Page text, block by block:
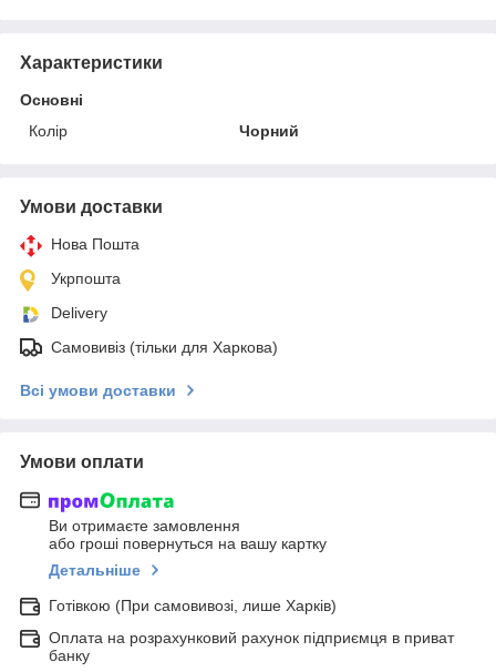
Характеристики
Основні
Колір
Чорний
Умови доставки
Нова Пошта
Укрпошта
Delivery
Самовивіз (тільки для Харкова)
Всі умови доставки
Умови оплати
Ви отримаєте замовлення
або гроші повернуться на вашу картку
Детальніше
Готівкою (При самовивозі, лише Харків)
Оплата на розрахунковий рахунок підприємця в приват
банку